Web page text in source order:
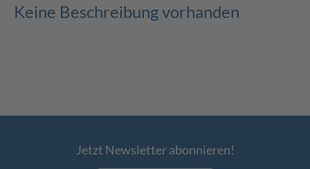
Keine Beschreibung vorhanden
Jetzt Newsletter abonnieren!